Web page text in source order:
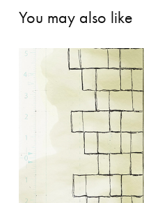
You may also like
【イラス